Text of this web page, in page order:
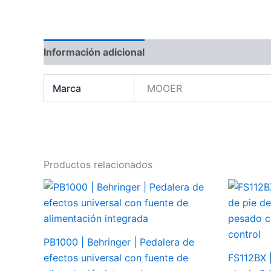
Información adicional
Marca MOOER
Productos relacionados
PB1000 | Behringer | Pedalera de
efectos universal con fuente de